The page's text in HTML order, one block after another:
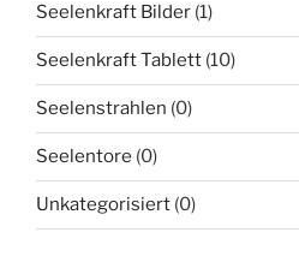
Seelenkraft Bilder (1)
Seelenkraft Tablett (10)
Seelenstrahlen (0)
Seelentore (0)
Unkategorisiert (0)